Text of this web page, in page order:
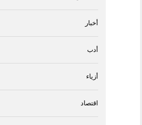
أخبار
أدب
أزياء
اقتصاد